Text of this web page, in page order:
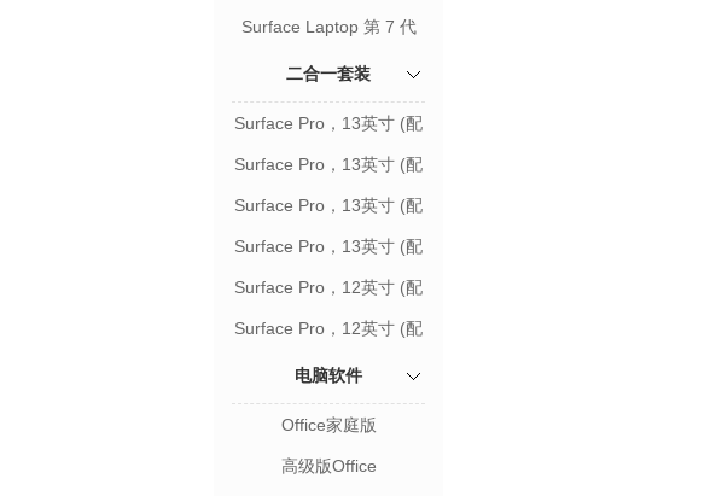
Surface Laptop 第 7 代
二合一套装
Surface Pro，13英寸 (配
典雅黑键盘）
Surface Pro，13英寸 (配
带笔槽键盘盖键盘）
Surface Pro，13英寸 (配
键盘触控笔）
Surface Pro，13英寸 (配
Flex 键盘盖+触控笔）
Surface Pro，12英寸 (配
Surface Pro，12英寸 (配
电脑软件
Office家庭版
高级版Office